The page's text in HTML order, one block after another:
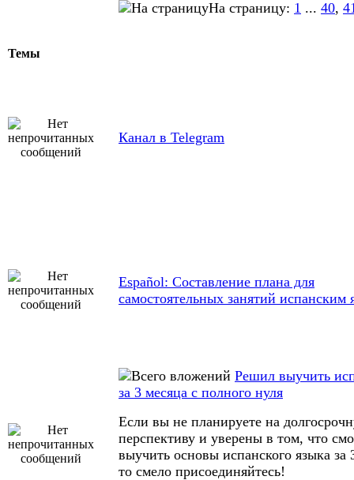
На страницу: 1 ... 40,
Темы
Канал в Telegram
Español: Составление плана для
самостоятельных занятий испанским
Решил выучить
за 3 месяца с полного нуля
Если вы не планируете на
перспективу и уверены в том, что
выучить основы испанского языка за
то смело присоединяйтесь!